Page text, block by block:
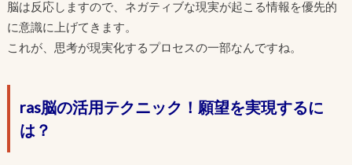
脳は反応しますので、ネガティブな現実が起こる情報を優先的
に意識に上げてきます。
これが、思考が現実化するプロセスの一部なんですね。
ras脳の活用テクニック！願望を実現するに
は？